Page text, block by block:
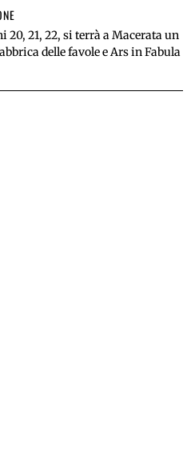
21, 22, si terrà a Macerata un
delle favole e Ars in Fabula